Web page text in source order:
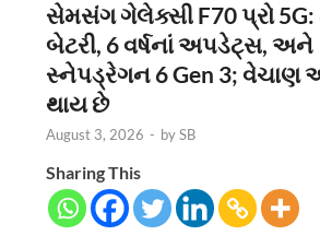
સેમસંગ ગેલેક્સી F70 પ્રો 5G:
બેટરી, 6 વર્ષનાં અપડેટ્સ, અને
સ્નેપડ્રેગન 6 Gen 3;
થાય છે
August 3, 2026 - bySB
Sharing This